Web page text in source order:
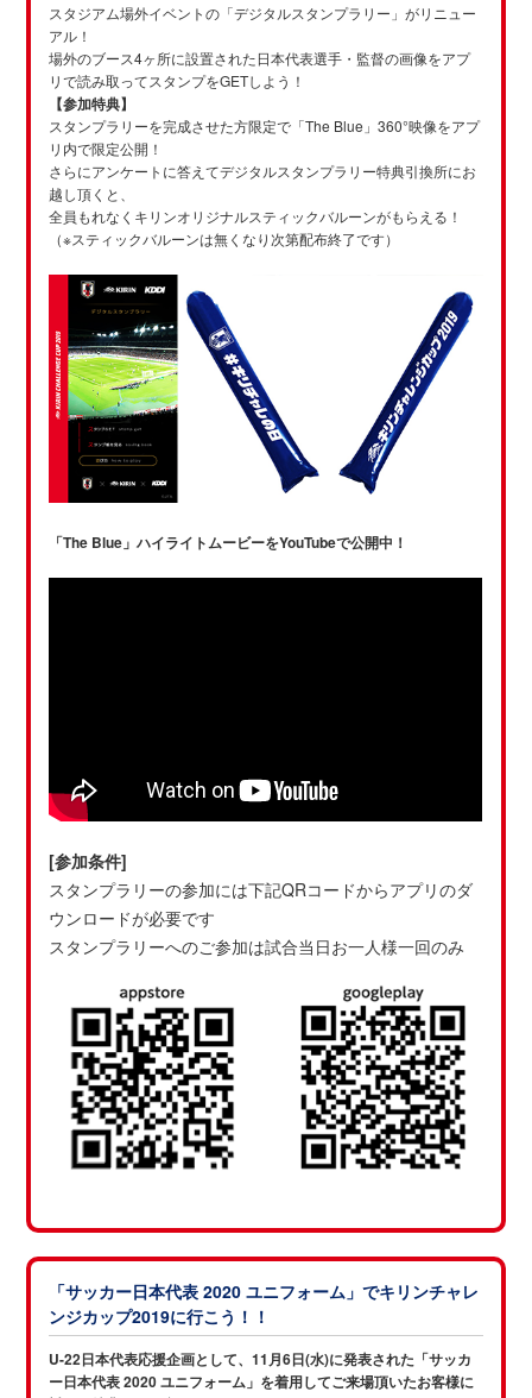
スタジアム場外イベントの「デジタルスタンプラリー」がリニュー
アル！
場外のブース4ヶ所に設置された日本代表選手・監督の画像をアプ
リで読み取ってスタンプをGETしよう！
【参加特典】
スタンプラリーを完成させた方限定で「The Blue」360°映像をアプ
リ内で限定公開！
さらにアンケートに答えてデジタルスタンプラリー特典引換所にお
越し頂くと、
全員もれなくキリンオリジナルスティックバルーンがもらえる！
（※スティックバルーンは無くなり次第配布終了です）
「The Blue」ハイライトムービーをYouTubeで公開中！
[参加条件]
スタンプラリーの参加には下記QRコードからアプリのダ
ウンロードが必要です
スタンプラリーへのご参加は試合当日お一人様一回のみ
「サッカー日本代表 2020 ユニフォーム」でキリンチャレ
ンジカップ2019に行こう！！
U-22日本代表応援企画として、11月6日(水)に発表された「サッカ
ー日本代表 2020 ユニフォーム」を着用してご来場頂いたお客様に